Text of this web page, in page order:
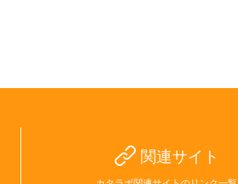
関連サイト